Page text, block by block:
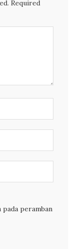
Required
pada peramban